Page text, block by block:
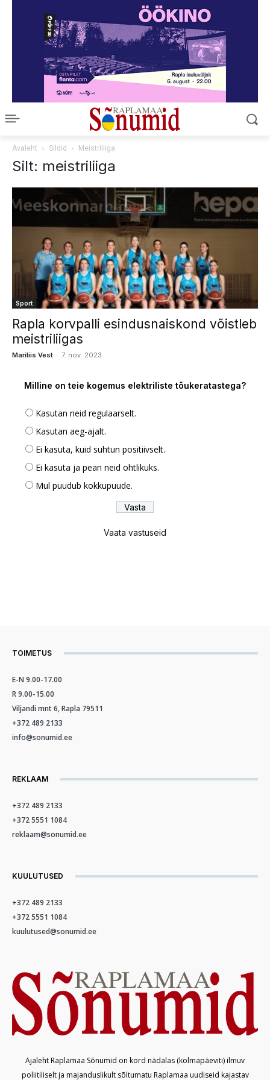
Avaleht Sildid Meistriliiga
Silt: meistriliiga
Sport
Rapla korvpalli esindusnaiskond võistleb
meistriliigas
Mariliis Vest - 7. nov. 2023
Milline on teie kogemus elektriliste tõukeratastega?
Kasutan neid regulaarselt.
Kasutan aeg-ajalt.
Ei kasuta, kuid suhtun positiivselt.
Ei kasuta ja pean neid ohtlikuks.
Mul puudub kokkupuude.
Vaata vastuseid
TOIMETUS
E-N 9.00-17.00
R 9.00-15.00
Viljandi mnt 6, Rapla 79511
+372 489 2133
info@sonumid.ee
REKLAAM
+372 489 2133
+372 5551 1084
reklaam@sonumid.ee
KUULUTUSED
+372 489 2133
+372 5551 1084
kuulutused@sonumid.ee
Ajaleht Raplamaa Sõnumid on kord nädalas (kolmapäeviti) ilmuv
poliitiliselt ja majanduslikult sõltumatu Raplamaa uudiseid kajastav